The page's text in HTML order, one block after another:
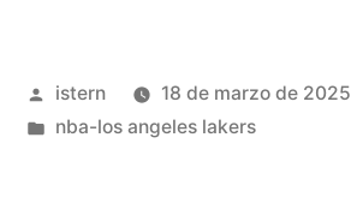
Publicado
por
istern
18 de marzo de 2025
Publicado
nba-los angeles lakers